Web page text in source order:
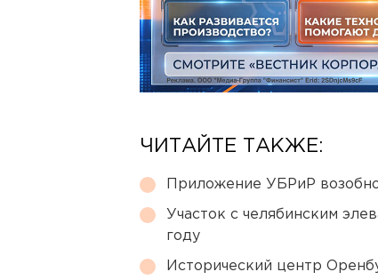
ЧИТАЙТЕ ТАКЖЕ:
Приложение УБРиР
Участок с челябинским
году
Исторический центр